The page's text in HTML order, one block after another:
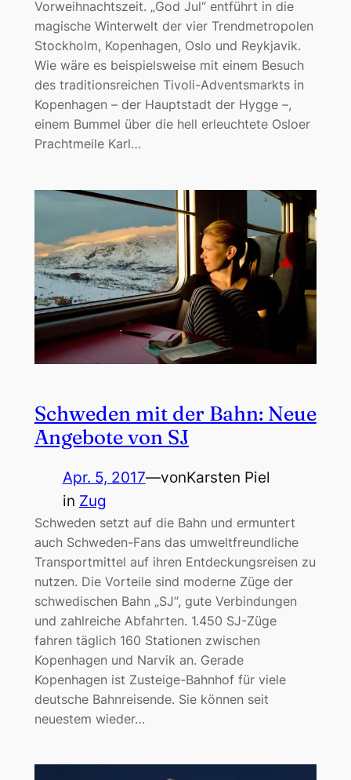
Vorweihnachtszeit. „God Jul“ entführt in die
magische Winterwelt der vier Trendmetropolen
Stockholm, Kopenhagen, Oslo und Reykjavik.
Wie wäre es beispielsweise mit einem Besuch
des traditionsreichen Tivoli-Adventsmarkts in
Kopenhagen – der Hauptstadt der Hygge –,
einem Bummel über die hell erleuchtete Osloer
Prachtmeile Karl…
Schweden mit der Bahn: Neue
Angebote von SJ
Apr. 5, 2017—vonKarsten Piel
in Zug
Schweden setzt auf die Bahn und ermuntert
auch Schweden-Fans das umweltfreundliche
Transportmittel auf ihren Entdeckungsreisen zu
nutzen. Die Vorteile sind moderne Züge der
schwedischen Bahn „SJ“, gute Verbindungen
und zahlreiche Abfahrten. 1.450 SJ-Züge
fahren täglich 160 Stationen zwischen
Kopenhagen und Narvik an. Gerade
Kopenhagen ist Zusteige-Bahnhof für viele
deutsche Bahnreisende. Sie können seit
neuestem wieder…